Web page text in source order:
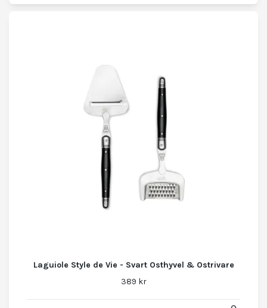
Laguiole Style de Vie - Svart Osthyvel & Ostrivare
389 kr